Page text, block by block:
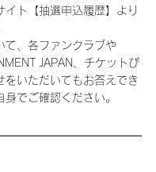
イト【抽選申込履歴】より
て、各ファンクラブや
JAPAN、チケットぴ
をいただいてもお答えでき
身でご確認ください。